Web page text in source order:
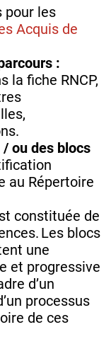
pour les
Acquis de
:
la fiche RNCP,
ou des blocs
au Répertoire
constituée de
Les blocs
une
et progressive
d’un
processus
de ces